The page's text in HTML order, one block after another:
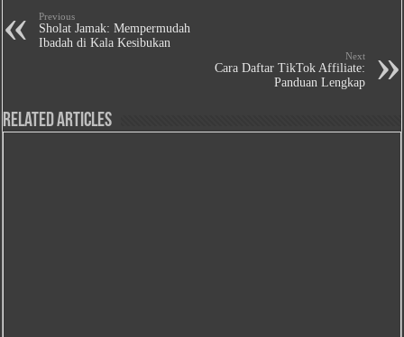
Previous
Sholat Jamak: Mempermudah
Ibadah di Kala Kesibukan
Next
Cara Daftar TikTok Affiliate:
Panduan Lengkap
Related Articles